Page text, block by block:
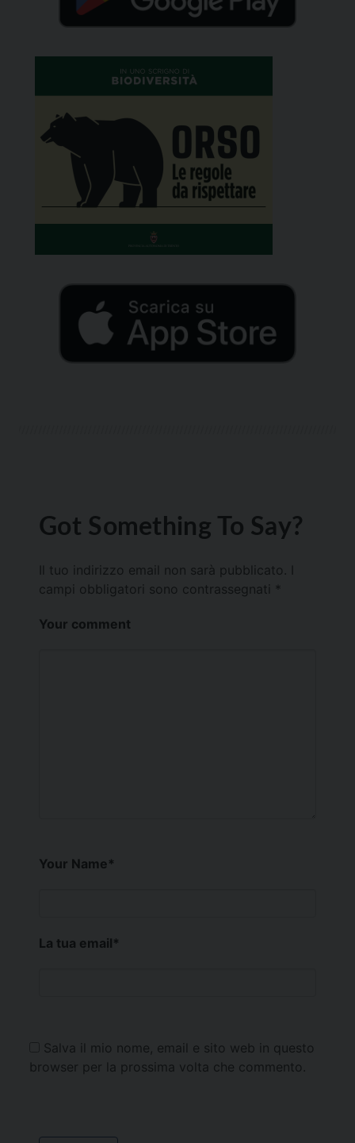
Got Something To Say?
Il tuo indirizzo email non sarà pubblicato.
campi obbligatori sono contrassegnati *
Your comment
Your Name*
La tua email*
Salva il mio nome, email e sito web in questo
browser per la prossima volta che commento.